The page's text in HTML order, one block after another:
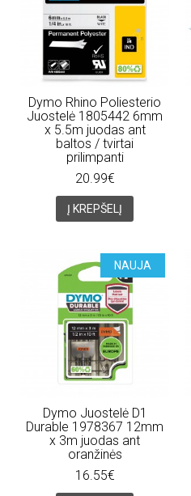
Dymo Rhino Poliesterio
Juostelė 1805442 6mm
x 5.5m juodas ant
baltos / tvirtai
prilimpanti
20.99€
Į KREPŠELĮ
NAUJA
Dymo Juostelė D1
Durable 1978367 12mm
x 3m juodas ant
oranžinės
16.55€